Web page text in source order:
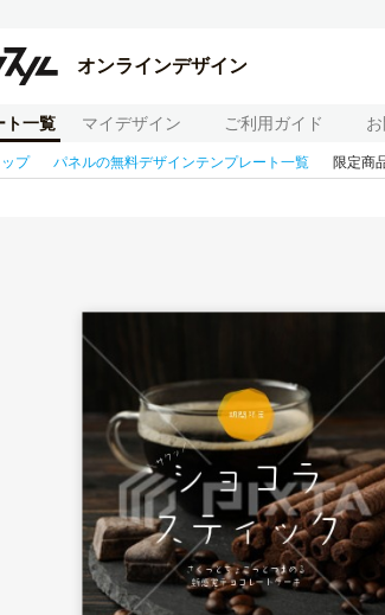
オンラインデザイン
ト一覧 マイデザイン ご利用ガイド
プ パネルの無料デザインテンプレート一覧 限定商